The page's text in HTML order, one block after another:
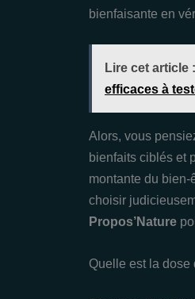
bienfaisante en
Lire cet article :
efficaces à
Alors, vous
bienfaits ciblés et
montante du bien-
choisir
Propos’Nature
Quelle est la dose